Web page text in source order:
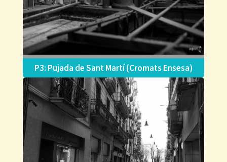
P3: Pujada de Sant Martí (Cromats Ensesa)